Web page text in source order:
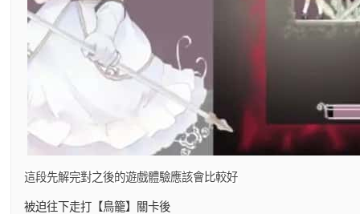
這段先解完對之後的遊戲體驗應該會比較好
被迫往下走打【鳥籠】關卡後